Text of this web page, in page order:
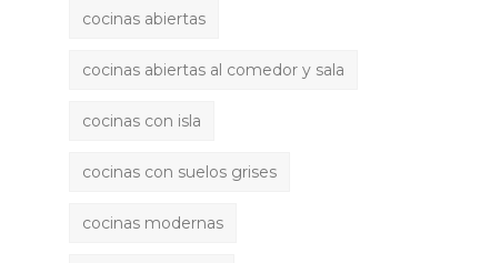
cocinas abiertas
cocinas abiertas al comedor y sala
cocinas con isla
cocinas con suelos grises
cocinas modernas